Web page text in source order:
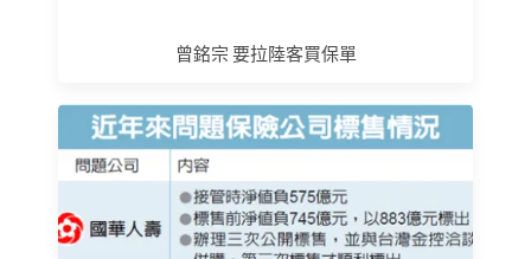
曾銘宗 要拉陸客買保單